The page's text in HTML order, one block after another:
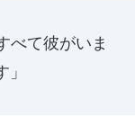
べて彼がいま